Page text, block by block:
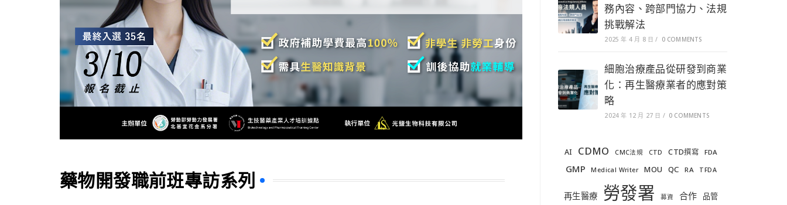
藥物開發職前班專訪系列
務內容、跨部門協力、法規
挑戰解法
2025 年 4 月 8 日 / 0 COMMENTS
細胞治療產品從研發到商業
化：再生醫療業者的應對策
略
2024 年 12 月 27 日 / 0 COMMENTS
AI CDMO CMC法規 CTD CTD撰寫 FDA
GMP Medical Writer MOU QC RA TFDA
再生醫療 勞發署 募資 合作 品管